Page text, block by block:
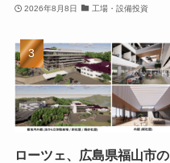
2026年8月8日 工場・設備投資
ローツェ、広島県福山市の